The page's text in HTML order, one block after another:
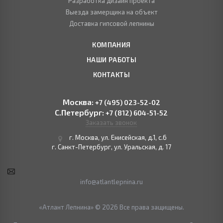
Выезда замерщика на объект
Доставка гипсовой лепнины
КОМПАНИЯ
НАШИ РАБОТЫ
КОНТАКТЫ
Москва: +7 (495) 023-52-02
С.Петербург: +7 (812) 604-51-52
Заказать звонок
г. Москва, ул. Енисейская, д.1, с.6
г. Санкт-Петербург, ул. Уральская, д. 17
info@atlantlepnina.ru
«Атлант Лепнина» © 2026 Все права защищены.